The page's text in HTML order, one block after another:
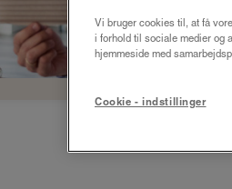
Vi bruger cookies til, at få
i forhold til sociale medier og
hjemmeside med
Cookie - indstillinger